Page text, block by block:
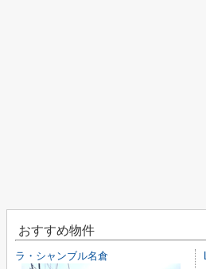
おすすめ物件
ラ・シャンブル名倉